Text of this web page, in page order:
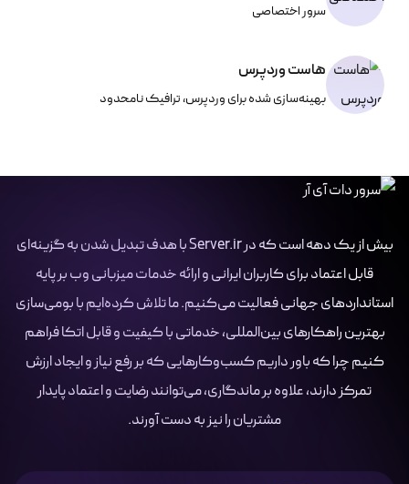
سرور اختصاصی
هاست وردپرس
بهینه‌سازی شده برای وردپرس، ترافیک نامحدود
بیش از یک دهه است که در Server.ir با هدف تبدیل شدن به گزینه‌ای
قابل اعتماد برای کاربران ایرانی و ارائه خدمات میزبانی وب بر پایه
استانداردهای جهانی فعالیت می‌کنیم. ما تلاش کرده‌ایم با بومی‌سازی
بهترین راهکارهای بین‌المللی، خدماتی با کیفیت و قابل اتکا فراهم
کنیم چرا که باور داریم کسب‌وکارهایی که بر رفع نیاز و ایجاد ارزش
تمرکز دارند، علاوه بر ماندگاری، می‌توانند رضایت و اعتماد پایدار
مشتریان را نیز به دست آورند.